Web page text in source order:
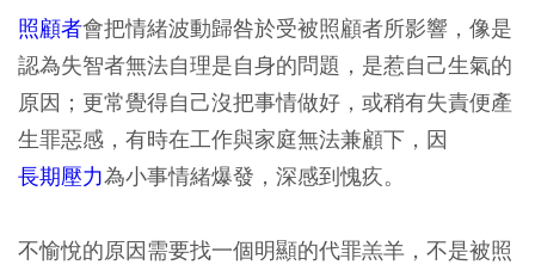
照顧者會把情緒波動歸咎於受被照顧者所影響，像是
認為失智者無法自理是自身的問題，是惹自己生氣的
原因；更常覺得自己沒把事情做好，或稍有失責便產
生罪惡感，有時在工作與家庭無法兼顧下，因
長期壓力為小事情緒爆發，深感到愧疚。
不愉悅的原因需要找一個明顯的代罪羔羊，不是被照